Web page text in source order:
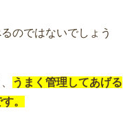
のではないでしょう
うまく管理してあげる
。